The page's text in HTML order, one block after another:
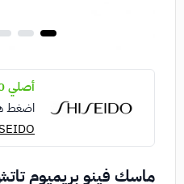
أصلي 100%
اضغط
ماسك فينو بريميوم